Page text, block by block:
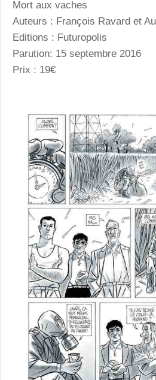
Mort aux vaches
Auteurs : François Ravard et
Editions : Futuropolis
Parution: 15 septembre 2016
Prix : 19€